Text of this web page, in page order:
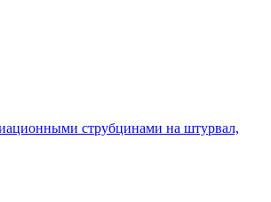
струбцинами на штурвал,